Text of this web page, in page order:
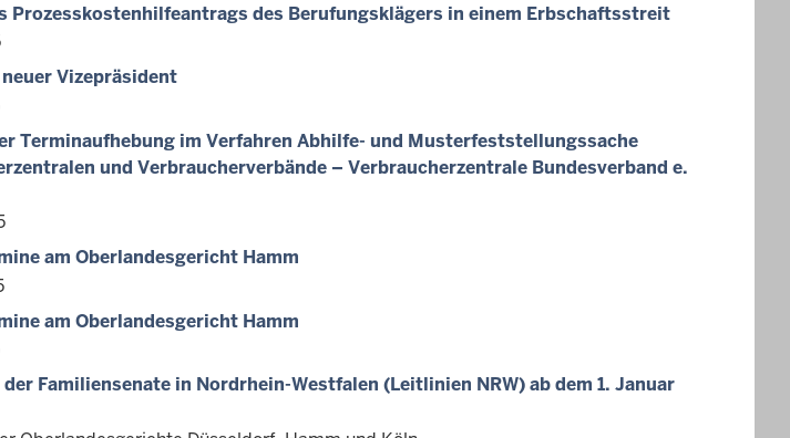
Prozesskostenhilfeantrags des Berufungsklägers in einem Erbschaftsstreit
Vizepräsident
Terminaufhebung im Verfahren Abhilfe- und Musterfeststellungssache
und Verbraucherverbände – Verbraucherzentrale Bundesverband e.
am Oberlandesgericht Hamm
am Oberlandesgericht Hamm
Familiensenate in Nordrhein-Westfalen (Leitlinien NRW) ab dem 1. Januar